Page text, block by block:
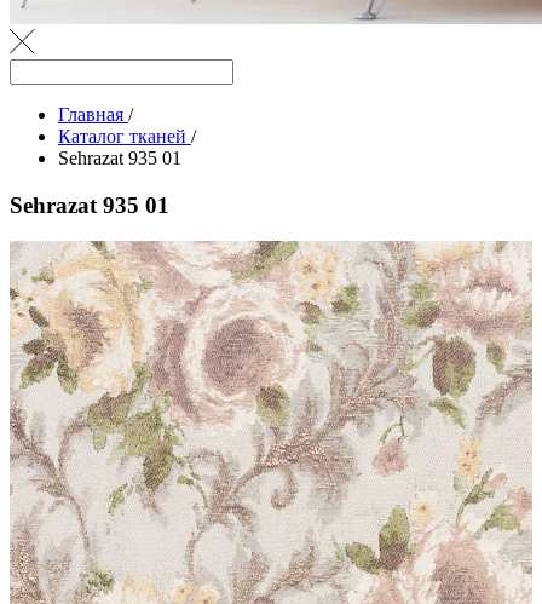
Главная /
Каталог тканей /
Sehrazat 935 01
Sehrazat 935 01